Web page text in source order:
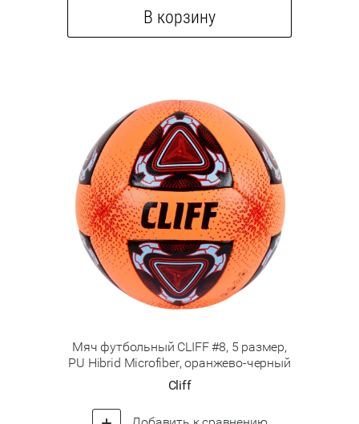
В корзину
Мяч футбольный CLIFF #8, 5 размер,
PU Hibrid Microfiber, оранжево-черный
Cliff